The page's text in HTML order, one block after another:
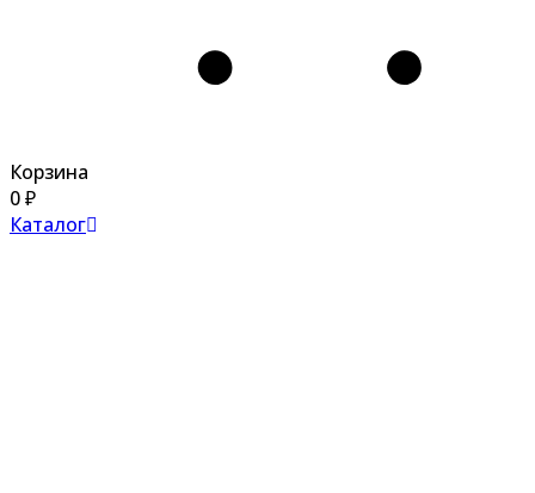
Корзина
0₽
Каталог